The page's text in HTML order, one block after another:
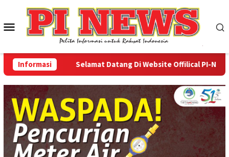
konten
Menu
Mobile
Informasi Selamat Datang Di Website Offilical PI-News